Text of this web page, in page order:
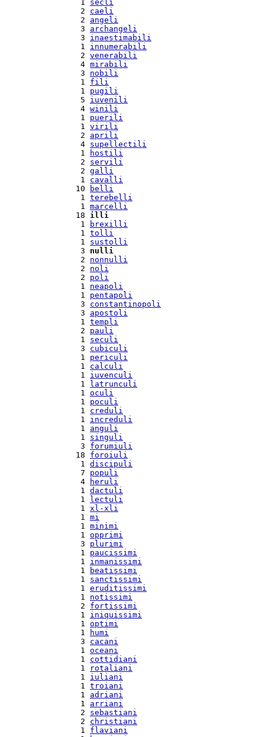
  1
secli
  2
caeli
  2
angeli
  3
archangeli
  3
inaestimabili
  1
innumerabili
  2
venerabili
  4
mirabili
  3
nobili
  1
fili
  1
pugili
  5
iuvenili
  4
winili
  1
puerili
  1
virili
  2
aprili
  4
supellectili
  1
hostili
  2
servili
  2
galli
  1
cavalli
10
belli
  1
terebelli
  1
marcelli
18 illi
  1
brexilli
  1
tolli
  1
sustolli
  3
nulli
  2
nonnulli
  2
noli
  2
poli
  1
neapoli
  1
pentapoli
  3
constantinopoli
  3
apostoli
  1
templi
  2
pauli
  1
seculi
  3
cubiculi
  1
periculi
  1
calculi
  1
iuvenculi
  1
latrunculi
  1
oculi
  1
poculi
  1
creduli
  1
increduli
  1
anguli
  1
singuli
  3
forumiuli
18 foroiuli
  1
discipuli
  7
populi
  4
heruli
  1
dactuli
  1
lectuli
  1
xl-xli
  1
mi
  1
minimi
  1
opprimi
  3
plurimi
  1
paucissimi
  1
inmanissimi
  1
beatissimi
  1
sanctissimi
  1
eruditissimi
  1
notissimi
  2
fortissimi
  1
iniquissimi
  1
optimi
  1
humi
  3
cacani
  1
oceani
  1
cottidiani
  1
rotaliani
  1
iuliani
  1
troiani
  1
adriani
  1
arriani
  2
sebastiani
  2
christiani
  1
flaviani